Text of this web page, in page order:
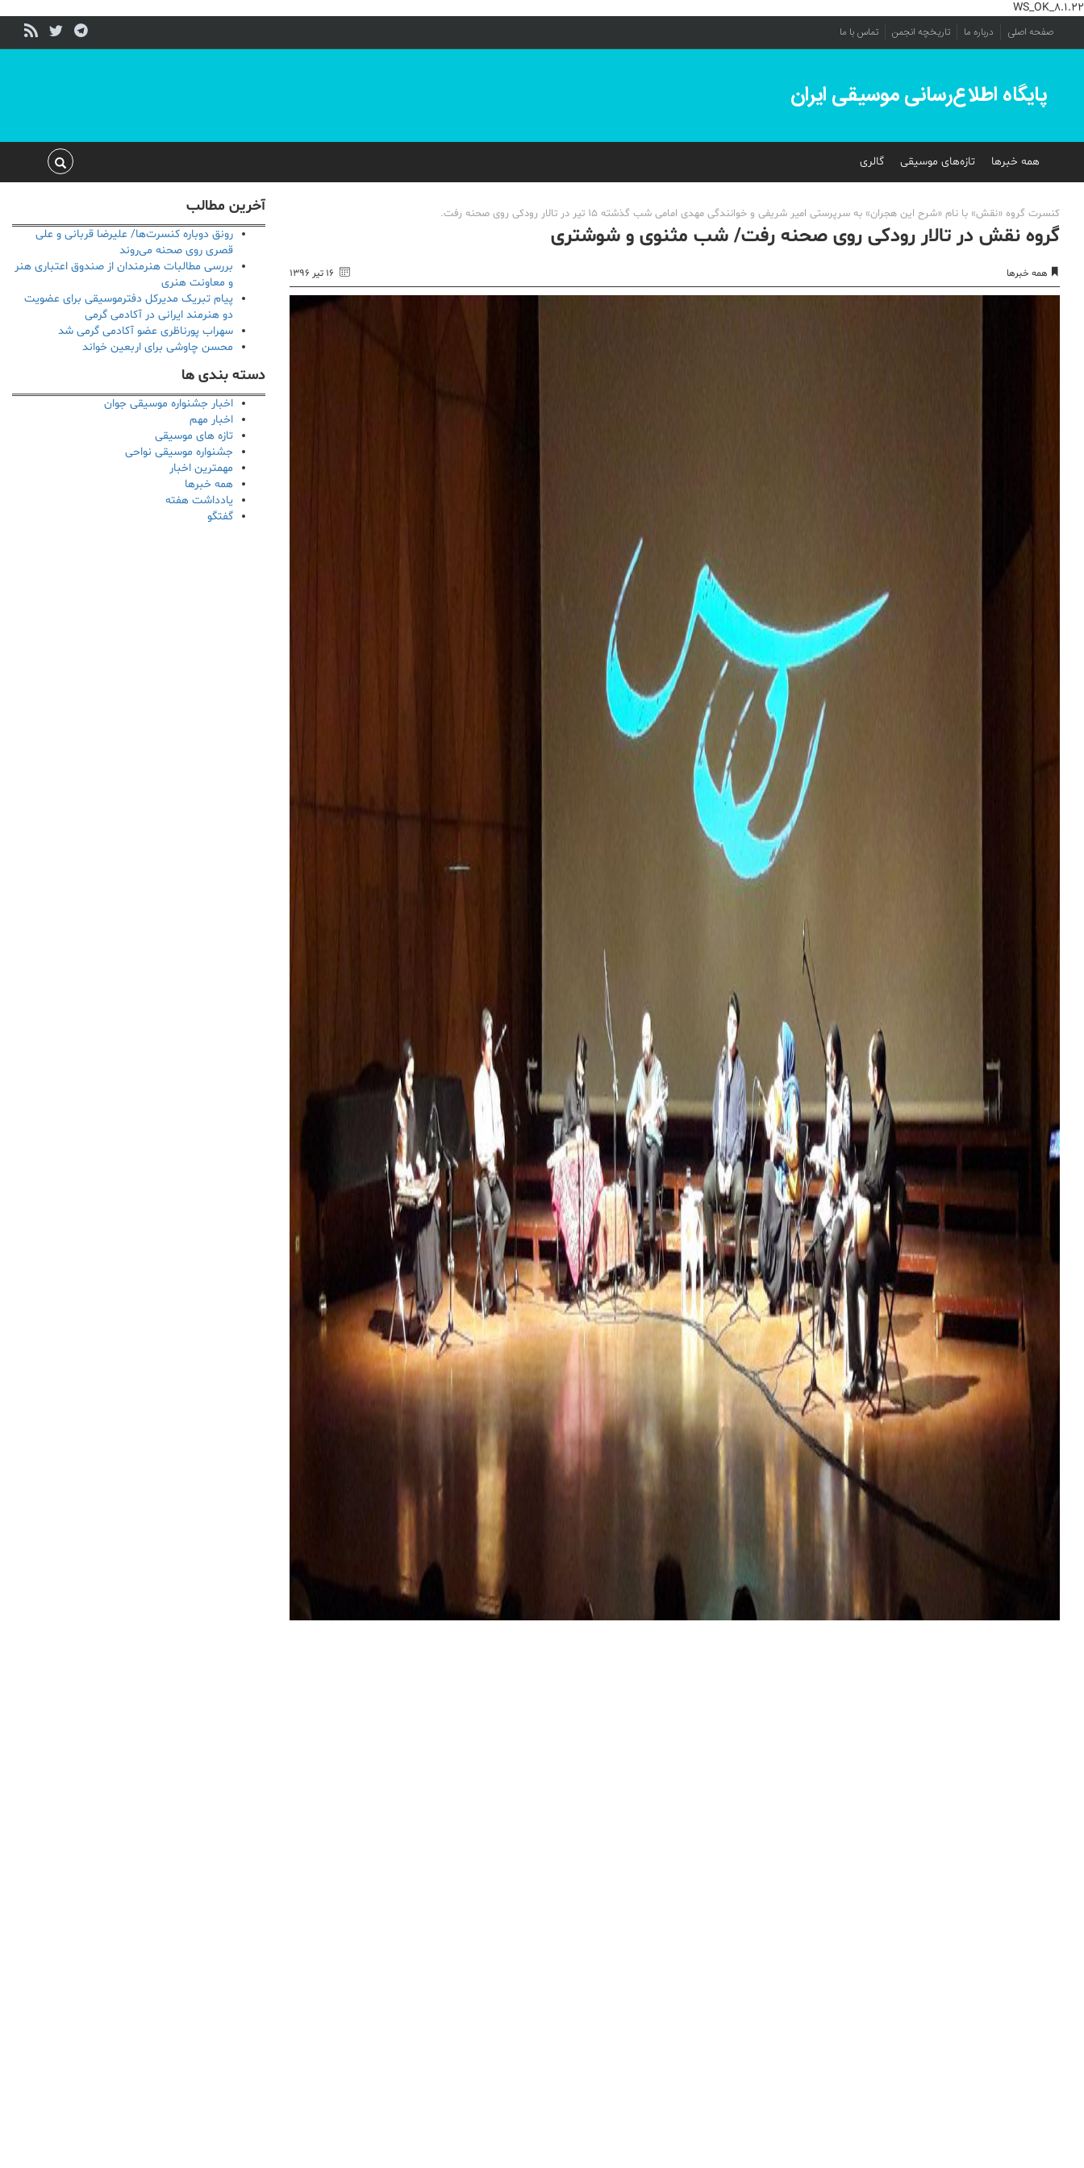
WS_OK_8.1.22
صفحه اصلی درباره ما تاریخچه انجمن تماس با ما
پایگاه اطلاع‌رسانی موسیقی ایران
همه خبرها تازه‌های موسیقی گالری
کنسرت گروه «نقش» با نام «شرح این هجران» به سرپرستی امیر شریفی و خوانندگی مهدی امامی شب گذشته 15 تیر در تالار رودکی روی صحنه رفت.
گروه نقش در تالار رودکی روی صحنه رفت/ شب مثنوی و شوشتری
همه خبرها ۱۶ تیر ۱۳۹۶
آخرین مطالب
رونق دوباره کنسرت‌ها/ علیرضا قربانی و علی
قصری روی صحنه می‌روند
بررسی مطالبات هنرمندان از صندوق اعتباری هنر
و معاونت هنری
پیام تبریک مدیرکل دفترموسیقی برای عضویت
دو هنرمند ایرانی در آکادمی گرمی
سهراب پورناظری عضو آکادمی گرمی شد
محسن چاوشی برای اربعین خواند
دسته بندی ها
اخبار جشنواره موسیقی جوان
اخبار مهم
تازه های موسیقی
جشنواره موسیقی نواحی
مهمترین اخبار
همه خبرها
یادداشت هفته
گفتگو